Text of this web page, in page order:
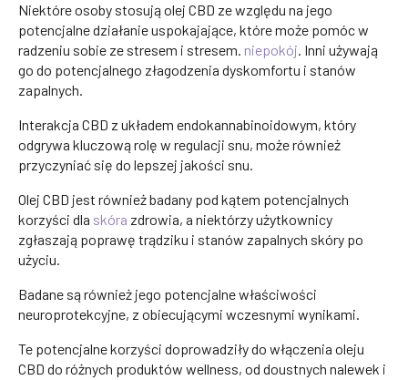
Niektóre osoby stosują olej CBD ze względu na jego
potencjalne działanie uspokajające, które może pomóc w
radzeniu sobie ze stresem i stresem. niepokój. Inni używają
go do potencjalnego złagodzenia dyskomfortu i stanów
zapalnych.
Interakcja CBD z układem endokannabinoidowym, który
odgrywa kluczową rolę w regulacji snu, może również
przyczyniać się do lepszej jakości snu.
Olej CBD jest również badany pod kątem potencjalnych
korzyści dla skóra zdrowia, a niektórzy użytkownicy
zgłaszają poprawę trądziku i stanów zapalnych skóry po
użyciu.
Badane są również jego potencjalne właściwości
neuroprotekcyjne, z obiecującymi wczesnymi wynikami.
Te potencjalne korzyści doprowadziły do włączenia oleju
CBD do różnych produktów wellness, od doustnych nalewek i